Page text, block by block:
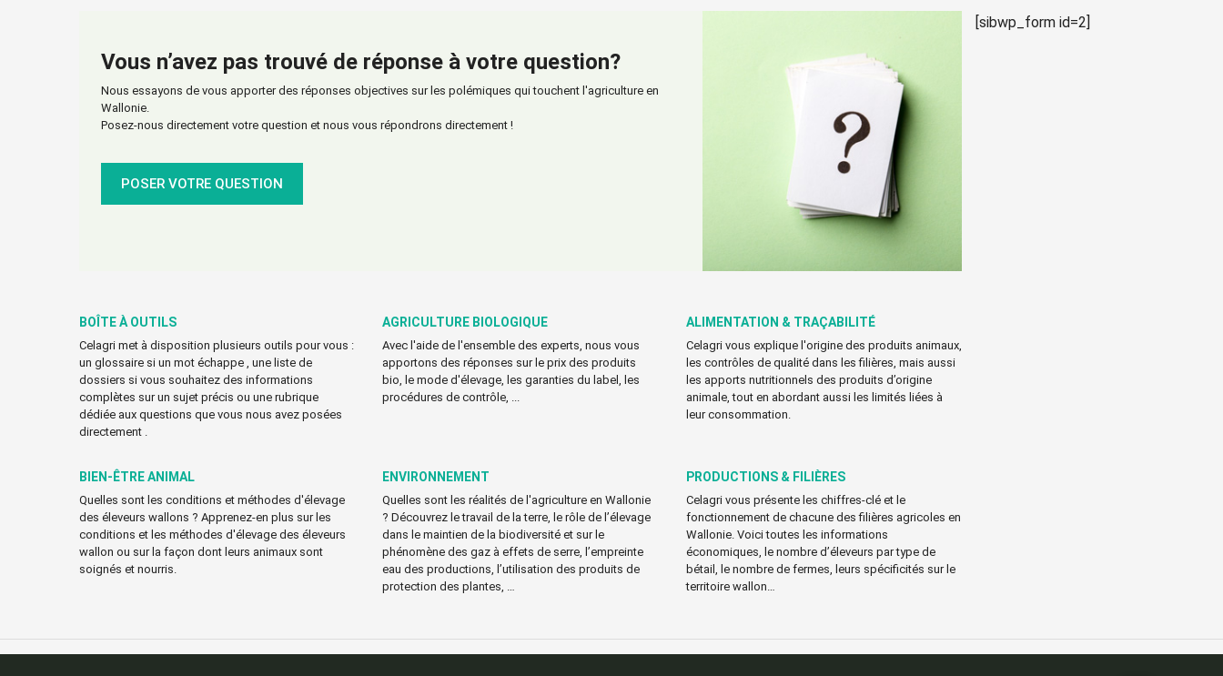
Vous n’avez pas trouvé de réponse à votre question?
Nous essayons de vous apporter des réponses objectives sur les polémiques qui touchent l'agriculture en
Wallonie.
Posez-nous directement votre question et nous vous répondrons directement !
POSER VOTRE QUESTION
BOÎTE À OUTILS
Celagri met à disposition plusieurs outils pour vous :
un glossaire si un mot échappe , une liste de
dossiers si vous souhaitez des informations
complètes sur un sujet précis ou une rubrique
dédiée aux questions que vous nous avez posées
directement .
AGRICULTURE BIOLOGIQUE
Avec l'aide de l'ensemble des experts, nous vous
apportons des réponses sur le prix des produits
bio, le mode d'élevage, les garanties du label, les
procédures de contrôle, ...
ALIMENTATION & TRAÇABILITÉ
Celagri vous explique l'origine des produits animaux,
les contrôles de qualité dans les filières, mais aussi
les apports nutritionnels des produits d’origine
animale, tout en abordant aussi les limités liées à
leur consommation.
BIEN-ÊTRE ANIMAL
Quelles sont les conditions et méthodes d'élevage
des éleveurs wallons ? Apprenez-en plus sur les
conditions et les méthodes d'élevage des éleveurs
wallon ou sur la façon dont leurs animaux sont
soignés et nourris.
ENVIRONNEMENT
Quelles sont les réalités de l'agriculture en Wallonie
? Découvrez le travail de la terre, le rôle de l’élevage
dans le maintien de la biodiversité et sur le
phénomène des gaz à effets de serre, l’empreinte
eau des productions, l’utilisation des produits de
protection des plantes, …
PRODUCTIONS & FILIÈRES
Celagri vous présente les chiffres-clé et le
fonctionnement de chacune des filières agricoles en
Wallonie. Voici toutes les informations
économiques, le nombre d’éleveurs par type de
bétail, le nombre de fermes, leurs spécificités sur le
territoire wallon…
[sibwp_form id=2]